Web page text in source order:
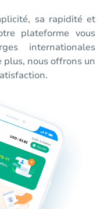
sa rapidité et
plateforme vous
internationales
nous offrons un